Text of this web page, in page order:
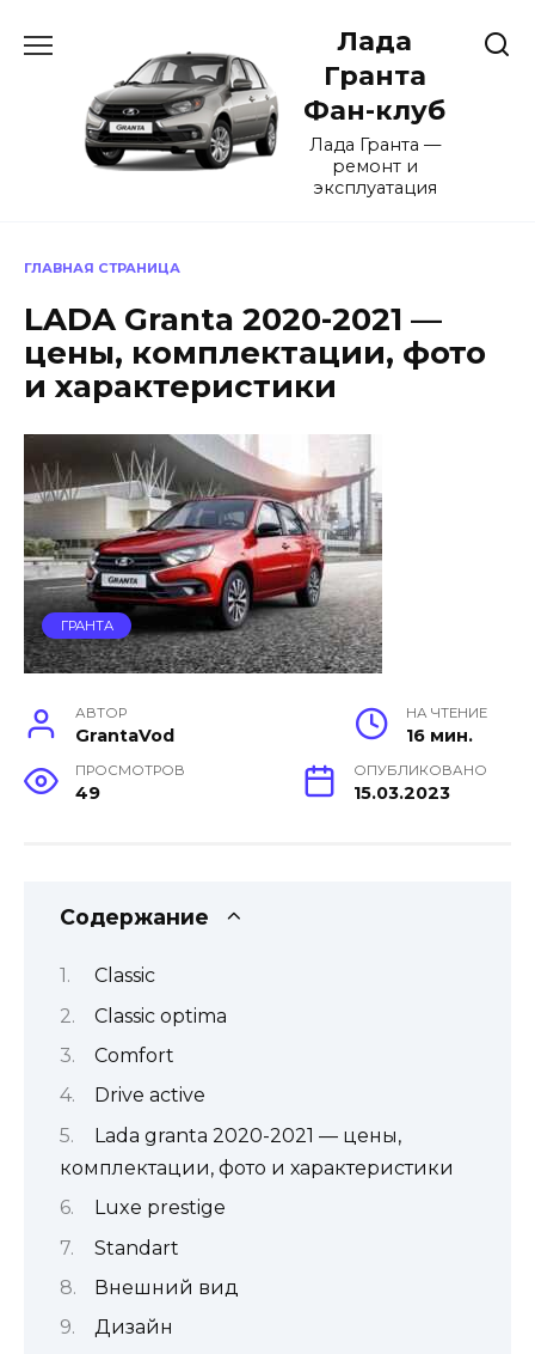
содержанию
Лада
Гранта
Фан-клуб
Лада Гранта —
ремонт и
эксплуатация
ГЛАВНАЯ СТРАНИЦА
LADA Granta 2020-2021 —
цены, комплектации, фото
и характеристики
ГРАНТА
АВТОР
GrantaVod
НА ЧТЕНИЕ
16 мин.
ПРОСМОТРОВ
49
ОПУБЛИКОВАНО
15.03.2023
Содержание
Classic
Classic optima
Comfort
Drive active
Lada granta 2020-2021 — цены,
комплектации, фото и характеристики
Luxe prestige
Standart
Внешний вид
Дизайн